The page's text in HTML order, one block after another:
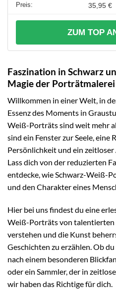
35,95 €
ZUM TOP
Faszination in Schwarz
Magie der Porträtmalerei
Willkommen in einer Welt, in
Essenz des Moments in
Weiß-Porträts sind weit mehr
sind ein Fenster zur Seele, eine
Persönlichkeit und ein
Lass dich von der reduzierten
entdecke, wie Schwarz-Weiß-
und den Charakter eines
Hier bei uns findest du eine
Weiß-Porträts von
verstehen und die Kunst
Geschichten zu erzählen. Ob
nach einem besonderen
oder ein Sammler, der in
wir haben das Richtige für dich.